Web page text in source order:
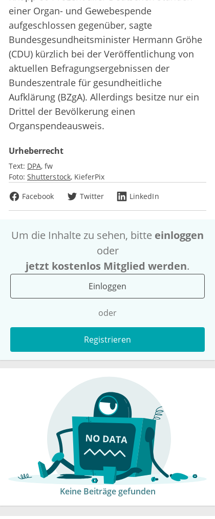
einer Organ- und Gewebespende
aufgeschlossen gegenüber, sagte
Bundesgesundheitsminister Hermann Gröhe
(CDU) kürzlich bei der Veröffentlichung von
aktuellen Befragungsergebnissen der
Bundeszentrale für gesundheitliche
Aufklärung (BZgA). Allerdings besitze nur ein
Drittel der Bevölkerung einen
Organspendeausweis.
Urheberrecht
Text: DPA fw
Foto: Shutterstock KieferPix
Facebook
Twitter LinkedIn
Um die Inhalte zu sehen, bitte einloggen
oder
jetzt kostenlos Mitglied werden.
Einloggen
oder
Registrieren
Keine Beiträge gefunden